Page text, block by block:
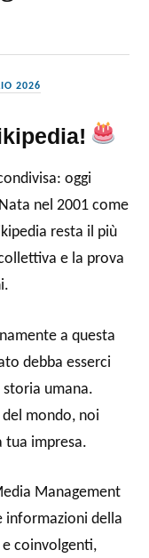
2026
oggi
nel 2001 come
resta il più
e la prova
a questa
debba esserci
umana.
mondo, noi
tua impresa.
Management
informazioni della
coinvolgenti,